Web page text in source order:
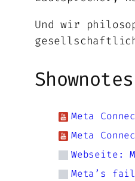
Und wir
Shownotes
Meta
Meta
Webseite:
Meta’s